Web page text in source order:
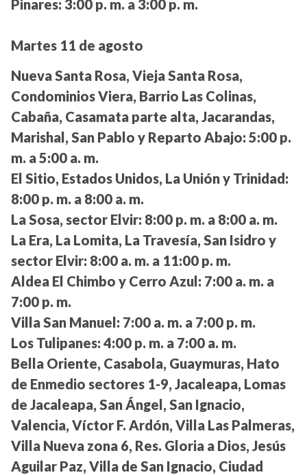
Pinares: 3:00 p. m. a 3:00 p. m.
Martes 11 de agosto
Nueva Santa Rosa, Vieja Santa Rosa,
Condominios Viera, Barrio Las Colinas,
Cabaña, Casamata parte alta, Jacarandas,
Marishal, San Pablo y Reparto Abajo: 5:00 p.
m. a 5:00 a. m.
El Sitio, Estados Unidos, La Unión y Trinidad:
8:00 p. m. a 8:00 a. m.
La Sosa, sector Elvir: 8:00 p. m. a 8:00 a. m.
La Era, La Lomita, La Travesía, San Isidro y
sector Elvir: 8:00 a. m. a 11:00 p. m.
Aldea El Chimbo y Cerro Azul: 7:00 a. m. a
7:00 p. m.
Villa San Manuel: 7:00 a. m. a 7:00 p. m.
Los Tulipanes: 4:00 p. m. a 7:00 a. m.
Bella Oriente, Casabola, Guaymuras, Hato
de Enmedio sectores 1-9, Jacaleapa, Lomas
de Jacaleapa, San Ángel, San Ignacio,
Valencia, Víctor F. Ardón, Villa Las Palmeras,
Villa Nueva zona 6, Res. Gloria a Dios, Jesús
Aguilar Paz, Villa de San Ignacio, Ciudad